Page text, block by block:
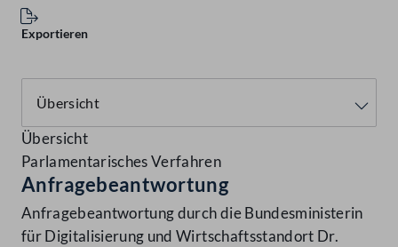
Exportieren
Übersicht
Parlamentarisches Verfahren
Anfragebeantwortung
Anfragebeantwortung durch die Bundesministerin
für Digitalisierung und Wirtschaftsstandort Dr.